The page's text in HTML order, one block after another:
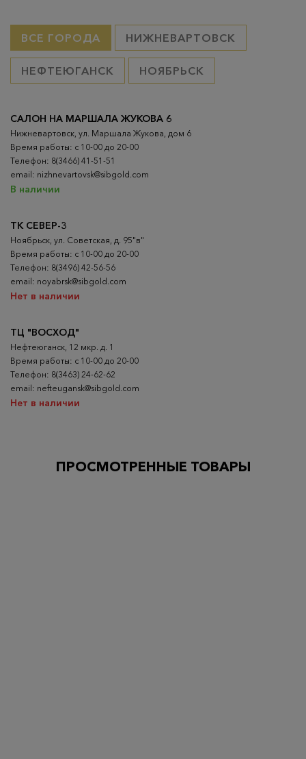
ВСЕ ГОРОДА НИЖНЕВАРТОВСК
НЕФТЕЮГАНСК НОЯБРЬСК
ТК СЕВЕР-3
Ноябрьск, ул. Советская, д. 95"в"
Время работы: с 10-00 до 20-00
Телефон: 8(3496) 42-56-56
email: noyabrsk@sibgold.com
Нет в наличии
ТЦ "ВОСХОД"
Нефтеюганск, 12 мкр. д. 1
Время работы: с 10-00 до 20-00
Телефон: 8(3463) 24-62-62
email: nefteugansk@sibgold.com
Нет в наличии
САЛОН НА МАРШАЛА ЖУКОВА 6
Нижневартовск, ул. Маршала Жукова, дом 6
Время работы: с 10-00 до 20-00
Телефон: 8(3466) 41-51-51
email: nizhnevartovsk@sibgold.com
В наличии
ПРОСМОТРЕННЫЕ ТОВАРЫ